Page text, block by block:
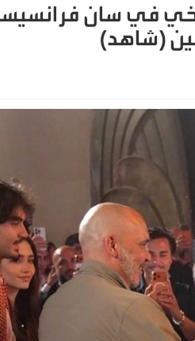
في سان
(شاهد)